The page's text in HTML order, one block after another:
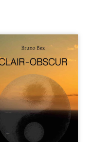
en alexandrins, Clair-
aborde la spiritualité,
humaines, la
d’expériences
Entre clarté et
les poèmes
les observations et
façonnés au fil
vie. Ils portent un regard
sur l’existence et le
contemporain, invitant